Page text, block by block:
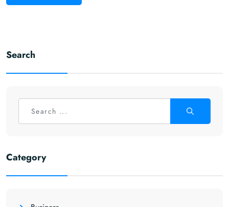
Search
Category